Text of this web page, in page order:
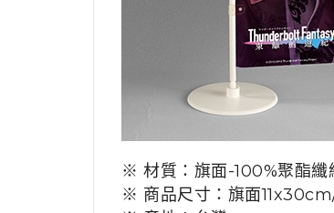
※ 材質：旗面-100%聚酯纖
※ 商品尺寸：旗面